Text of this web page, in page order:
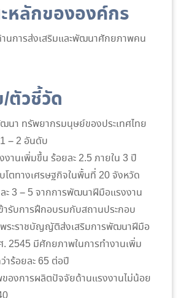
หลักขององค์กร
นการส่งเสริมและพัฒนาศักยภาพคน
/ตัวชี้วัด
นา ทรัพยากรมนุษย์ของประเทศไทย
– 2 อันดับ
านเพิ่มขึ้น ร้อยละ 2.5 ภายใน 3 ปี
โตทางเศรษฐกิจในพื้นที่ 20 จังหวัด
ะ 3 – 5 จากการพัฒนาฝีมือแรงงาน
ารับการฝึกอบรมกับสถานประกอบ
ระราชบัญญัติส่งเสริมการพัฒนาฝีมือ
2545 มีศักยภาพในการทำงานเพิ่ม
าร้อยละ 65 ต่อปี
ของการผลิตปัจจัยด้านแรงงานไม่น้อย